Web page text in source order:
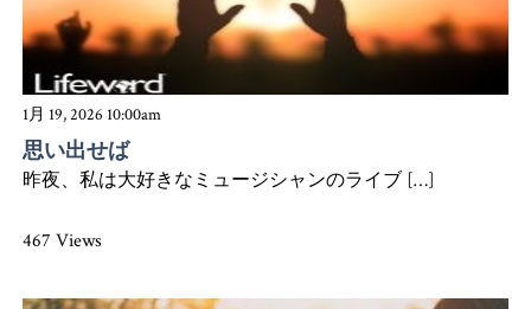
1月 19, 2026 10:00am
思い出せば
昨夜、私は大好きなミュージシャンのライブ […]
467 Views